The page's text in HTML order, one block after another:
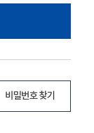
비밀번호 찾기